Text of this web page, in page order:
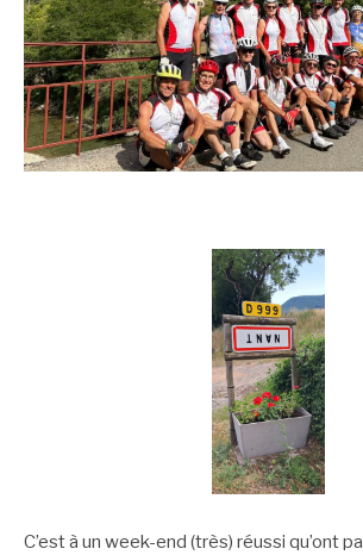
C’est à un week-end (très) réussi qu’ont